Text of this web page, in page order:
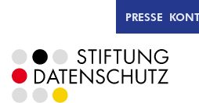
PRESSE